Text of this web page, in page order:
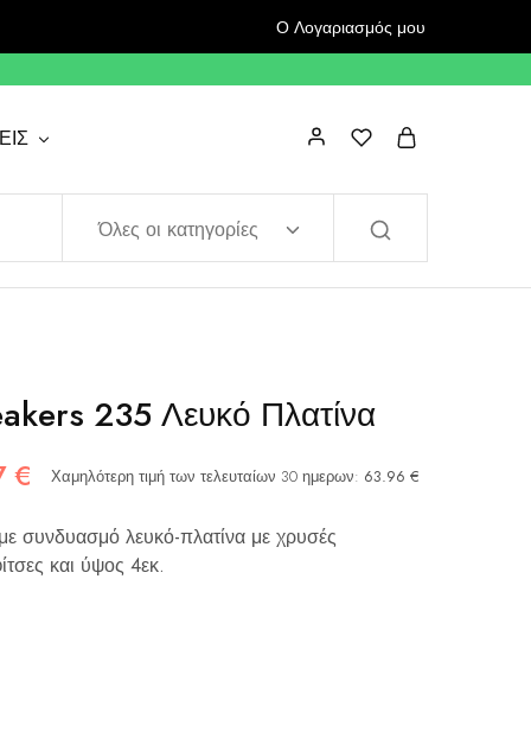
Ο Λογαριασμός μου
Όλες οι κατηγορίες
235 Λευκό Πλατίνα
€ Χαμηλότερη τιμή των τελευταίων 30 ημερων: 63.96 €
συνδυασμό λευκό-πλατίνα με χρυσές
και ύψος 4εκ.